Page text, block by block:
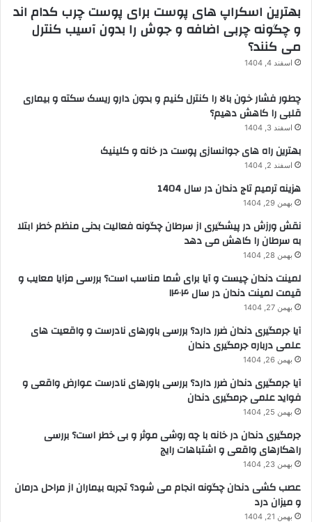
بهترین اسکراپ های پوست برای پوست چرب کدام اند
و چگونه چربی اضافه و جوش را بدون آسیب کنترل
می کنند؟
اسفند 4, 1404
چطور فشار خون بالا را کنترل کنیم و بدون دارو ریسک سکته و بیماری
قلبی را کاهش دهیم؟
اسفند 3, 1404
بهترین راه های جوانسازی پوست در خانه و کلینیک
اسفند 2, 1404
هزینه ترمیم تاج دندان در سال 1404
بهمن 29, 1404
نقش ورزش در پیشگیری از سرطان چگونه فعالیت بدنی منظم خطر ابتلا
به سرطان را کاهش می دهد
بهمن 28, 1404
لمینت دندان چیست و آیا برای شما مناسب است؟ بررسی مزایا معایب و
قیمت لمینت دندان در سال ۱۴۰۴
بهمن 27, 1404
آیا جرمگیری دندان ضرر دارد؟ بررسی باورهای نادرست و واقعیت های
علمی درباره جرمگیری دندان
بهمن 26, 1404
آیا جرمگیری دندان ضرر دارد؟ بررسی باورهای نادرست عوارض واقعی و
فواید علمی جرمگیری دندان
بهمن 25, 1404
جرمگیری دندان در خانه با چه روشی موثر و بی خطر است؟ بررسی
راهکارهای واقعی و اشتباهات رایج
بهمن 23, 1404
عصب کشی دندان چگونه انجام می شود؟ تجربه بیماران از مراحل درمان
و میزان درد
بهمن 21, 1404